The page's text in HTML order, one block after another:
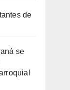
de
se